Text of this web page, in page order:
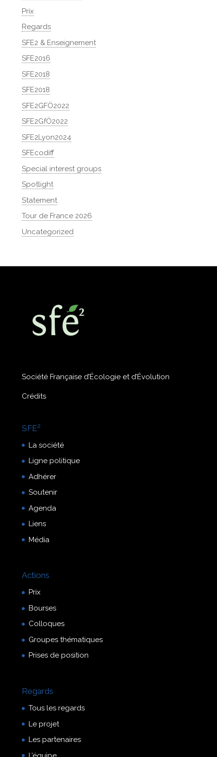
Prix
Regards
SFE2 & Enseignement
SFE2016
SFE2018
SFE2018
SFE2GFÖ2022
SFE2GfÖ2022
SFE2Lyon2024
SFEcodiff
Special interest groups
Spotlight
Statement
Tour de France 2026
Uncategorized
Société Française d’Écologie et d’Évolution
Crédits
SFE²
La société
Ligne politique
Adhérer
Soutenir
Agenda
Liens
Média
Actions
Prix
Bourses
Colloques
Groupes thématiques
Prises de position
Regards
Tous les regards
Le projet
Les partenaires